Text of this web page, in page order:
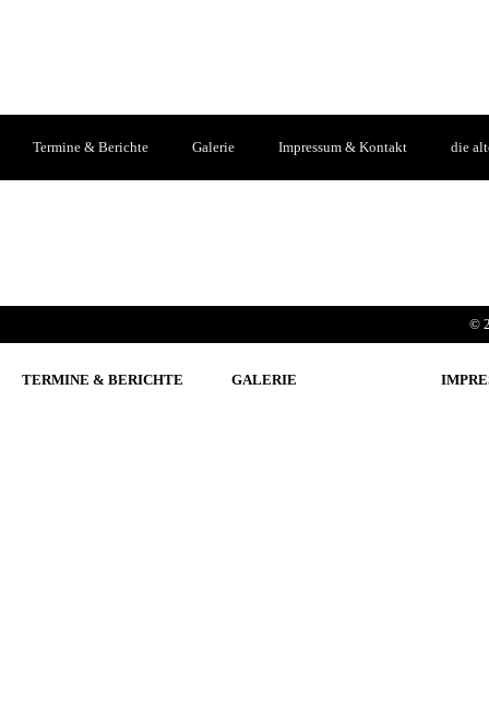
Termine & Berichte Galerie Impressum & Kontakt die
©
TERMINE & BERICHTE GALERIE